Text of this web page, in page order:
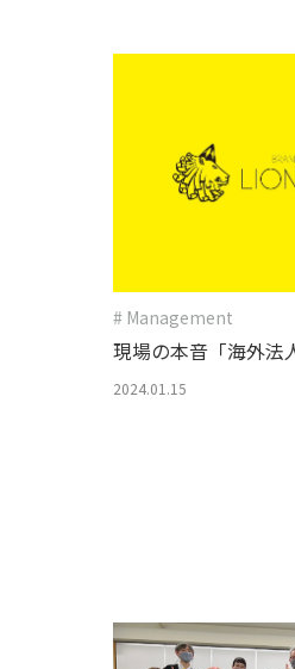
# Management
現場の本音「海外法
社）との業務につい
2024.01.15